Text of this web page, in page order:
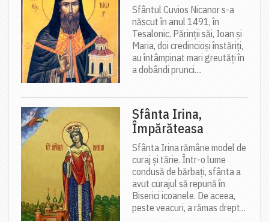
Sfântul Cuvios Nicanor s-a
născut în anul 1491, în
Tesalonic. Părinții săi, Ioan și
Maria, doi credincioși înstăriți,
au întâmpinat mari greutăți în
a dobândi prunci....
Sfânta Irina,
Împărăteasa
Sfânta Irina rămâne model de
curaj și tărie. Într-o lume
condusă de bărbați, sfânta a
avut curajul să repună în
Biserici icoanele. De aceea,
peste veacuri, a rămas drept...